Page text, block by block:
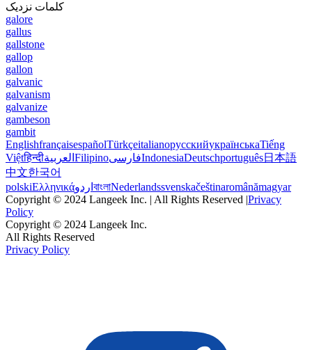
کلمات نزدیک
galore
gallus
gallstone
gallop
gallon
galvanic
galvanism
galvanize
gambeson
gambit
EnglishfrançaisespañolTürkçeitalianoрусскийукраїнськаTiếng
Việtहिन्दीالعربية FilipinoفارسیIndonesiaDeutschportuguês日本語
中文한국어
polskiΕλληνικάاردو বাংলাNederlandssvenskačeštinaromânămagyar
Copyright © 2024 Langeek Inc. | All Rights Reserved |Privacy
Policy
Copyright © 2024 Langeek Inc.
All Rights Reserved
Privacy Policy